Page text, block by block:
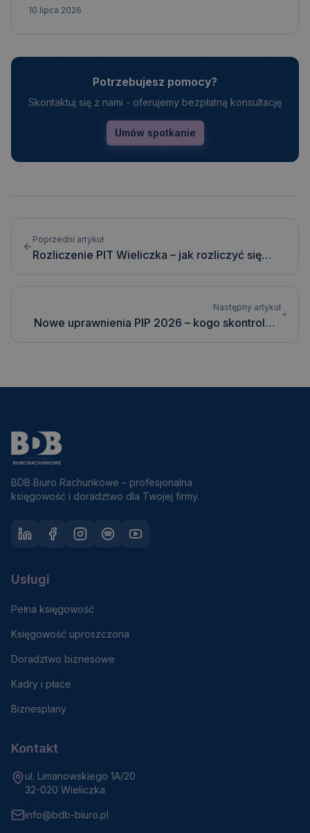
10 lipca 2026
Potrzebujesz pomocy?
Skontaktuj się z nami - oferujemy bezpłatną konsultację
Umów spotkanie
Poprzedni artykuł
Rozliczenie PIT Wieliczka – jak rozliczyć się
Następny artykuł
Nowe uprawnienia PIP 2026 – kogo skontroluje
BDB Biuro Rachunkowe – profesjonalna
księgowość i doradztwo dla Twojej firmy.
Usługi
Pełna księgowość
Księgowość uproszczona
Doradztwo biznesowe
Kadry i płace
Biznesplany
Kontakt
ul. Limanowskiego 1A/20
32-020 Wieliczka
info@bdb-biuro.pl